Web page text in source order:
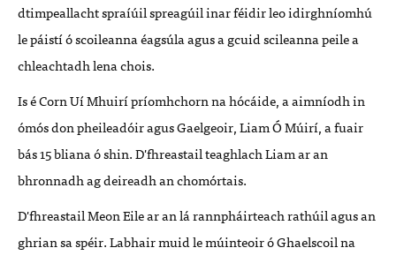
dtimpeallacht spraíúil spreagúil inar féidir leo idirghníomhú
le páistí ó scoileanna éagsúla agus a gcuid scileanna peile a
chleachtadh lena chois.
Is é Corn Uí Mhuirí príomhchorn na hócáide, a aimníodh in
ómós don pheileadóir agus Gaelgeoir, Liam Ó Múirí, a fuair
bás 15 bliana ó shin. D'fhreastail teaghlach Liam ar an
bhronnadh ag deireadh an chomórtais.
D'fhreastail Meon Eile ar an lá rannpháirteach rathúil agus an
ghrian sa spéir. Labhair muid le múinteoir ó Ghaelscoil na